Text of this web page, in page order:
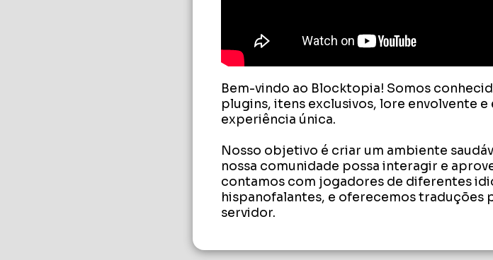
Bem-vindo ao Blocktopia! Somos
plugins, itens exclusivos, lore envolvente
experiência única.
Nosso objetivo é criar um ambiente
nossa comunidade possa interagir e
contamos com jogadores de diferentes
hispanofalantes, e oferecemos traduções
servidor.